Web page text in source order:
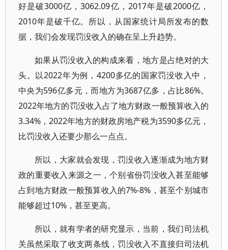
好是破3000亿，3062.09亿，2017年是破2000亿，
2010年是破千亿。所以，从国家统计局所发布的数
据，我们会发现罚没收入的确在呈上升趋势。
如果从罚没收入的构成来看，地方是占绝对的大
头。以2022年为例，4200多亿的国家罚没收入中，
中央为596亿多元，而地方为3687亿多，占比86%。
2022年地方的罚没收入占了地方财政一般预算收入的
3.34%，2022年地方的财政房地产税为3590多亿元，
比罚没收入还要少那么一点点。
所以，大家就会发现，罚没收入逐渐成为地方财
政的重要收入来源之一，个别省份罚没收入甚至能够
占到地方财政一般预算收入的7%-8%，甚至个别城市
能够超过10%，甚至更高。
所以，就有学者的研究显示，当前，我们司法机
关虽然采取了收支两条线，罚没收入不直接归司法机